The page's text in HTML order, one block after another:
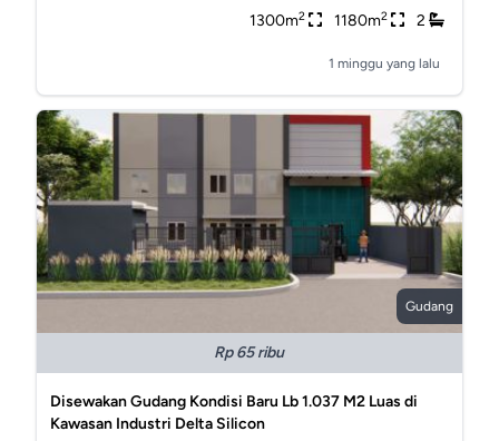
1300m2 1180m2 2
1 minggu yang lalu
Gudang
Rp 65 ribu
Disewakan Gudang Kondisi Baru Lb 1.037 M2 Luas di
Kawasan Industri Delta Silicon